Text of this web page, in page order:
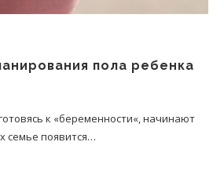
пола ребенка
к «беременности«, начинают
семье появится…